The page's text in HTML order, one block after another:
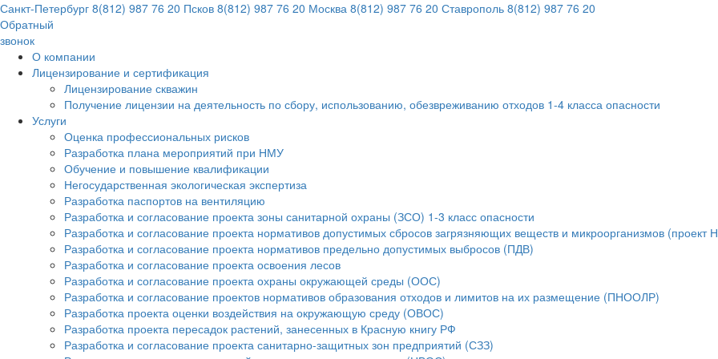
Санкт-Петербург 8(812) 987 76 20 Псков 8(812) 987 76 20 Москва 8(812) 987 76 20 Ставрополь 8(812) 987 76 20
Обратный
звонок
О компании
Лицензирование и сертификация
Лицензирование скважин
Получение лицензии на деятельность по сбору, использованию, обезвреживанию отходов 1-4 класса опасности
Услуги
Оценка профессиональных рисков
Разработка плана мероприятий при НМУ
Обучение и повышение квалификации
Негосударственная экологическая экспертиза
Разработка паспортов на вентиляцию
Разработка и согласование проекта зоны санитарной охраны (ЗСО) 1-3 класс опасности
Разработка и согласование проекта нормативов допустимых сбросов загрязняющих веществ и микроорганизмов (проект
Разработка и согласование проекта нормативов предельно допустимых выбросов (ПДВ)
Разработка и согласование проекта освоения лесов
Разработка и согласование проекта охраны окружающей среды (ООС)
Разработка и согласование проектов нормативов образования отходов и лимитов на их размещение (ПНООЛР)
Разработка проекта оценки воздействия на окружающую среду (ОВОС)
Разработка проекта пересадок растений, занесенных в Красную книгу РФ
Разработка и согласование проекта санитарно-защитных зон предприятий (СЗЗ)